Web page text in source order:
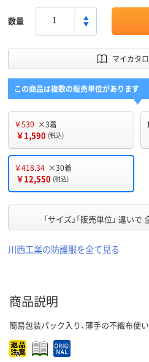
数量
マイカタ
この商品は複数の販売単位があります
￥530 ×3着
￥1,590 (税込)
￥418.34 ×30着
￥12,550 (税込)
「サイズ」「販売単位」 違いで
川西工業の防護服を全て見る
商品説明
簡易包装パック入り、薄手の不織布使